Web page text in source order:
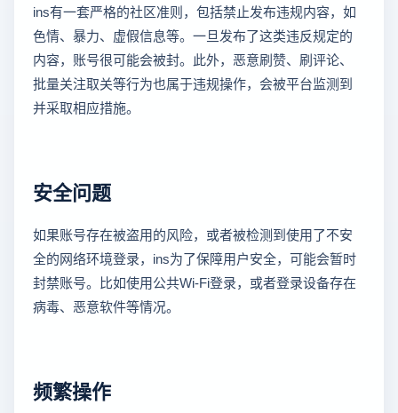
ins有一套严格的社区准则，包括禁止发布违规内容，如
色情、暴力、虚假信息等。一旦发布了这类违反规定的
内容，账号很可能会被封。此外，恶意刷赞、刷评论、
批量关注取关等行为也属于违规操作，会被平台监测到
并采取相应措施。
安全问题
如果账号存在被盗用的风险，或者被检测到使用了不安
全的网络环境登录，ins为了保障用户安全，可能会暂时
封禁账号。比如使用公共Wi-Fi登录，或者登录设备存在
病毒、恶意软件等情况。
频繁操作